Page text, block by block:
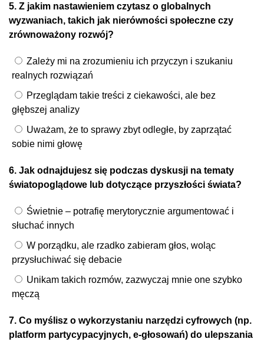
5. Z jakim nastawieniem czytasz o globalnych
wyzwaniach, takich jak nierówności społeczne czy
zrównoważony rozwój?
Zależy mi na zrozumieniu ich przyczyn i szukaniu
realnych rozwiązań
Przeglądam takie treści z ciekawości, ale bez
głębszej analizy
Uważam, że to sprawy zbyt odległe, by zaprzątać
sobie nimi głowę
6. Jak odnajdujesz się podczas dyskusji na tematy
światopoglądowe lub dotyczące przyszłości świata?
Świetnie – potrafię merytorycznie argumentować i
słuchać innych
W porządku, ale rzadko zabieram głos, woląc
przysłuchiwać się debacie
Unikam takich rozmów, zazwyczaj mnie one szybko
męczą
7. Co myślisz o wykorzystaniu narzędzi cyfrowych (np.
platform partycypacyjnych, e-głosowań) do ulepszania